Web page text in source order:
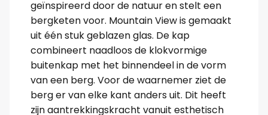
geïnspireerd door de natuur en stelt een
bergketen voor. Mountain View is gemaakt
uit één stuk geblazen glas. De kap
combineert naadloos de klokvormige
buitenkap met het binnendeel in de vorm
van een berg. Voor de waarnemer ziet de
berg er van elke kant anders uit. Dit heeft
zijn aantrekkingskracht vanuit esthetisch